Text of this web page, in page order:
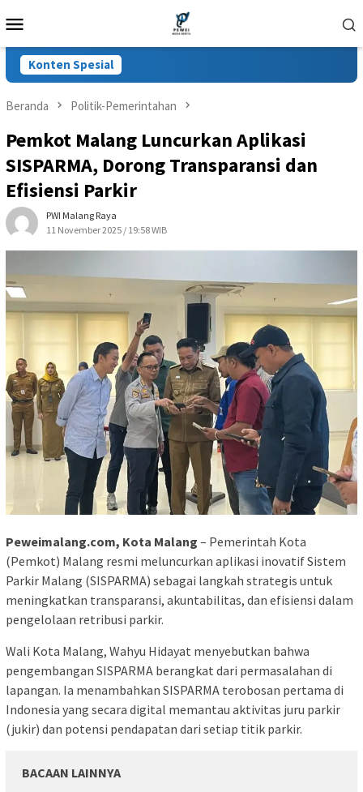
ke
Mobile
Konten Spesial
Beranda Politik-Pemerintahan
Pemkot Malang Luncurkan Aplikasi
SISPARMA, Dorong Transparansi dan
Efisiensi Parkir
PWI Malang Raya
11 November 2025 / 19:58 WIB
Peweimalang.com, Kota Malang – Pemerintah Kota
(Pemkot) Malang resmi meluncurkan aplikasi inovatif Sistem
Parkir Malang (SISPARMA) sebagai langkah strategis untuk
meningkatkan transparansi, akuntabilitas, dan efisiensi dalam
pengelolaan retribusi parkir.
Wali Kota Malang, Wahyu Hidayat menyebutkan bahwa
pengembangan SISPARMA berangkat dari permasalahan di
lapangan. Ia menambahkan SISPARMA terobosan pertama di
Indonesia yang secara digital memantau aktivitas juru parkir
(jukir) dan potensi pendapatan dari setiap titik parkir.
BACAAN LAINNYA